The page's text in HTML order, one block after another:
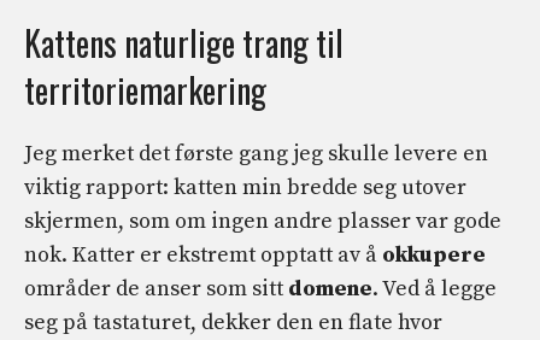
Kattens naturlige trang til
territoriemarkering
Jeg merket det første gang jeg skulle levere en
viktig rapport: katten min bredde seg utover
skjermen, som om ingen andre plasser var gode
nok. Katter er ekstremt opptatt av å okkupere
områder de anser som sitt domene. Ved å legge
seg på tastaturet, dekker den en flate hvor